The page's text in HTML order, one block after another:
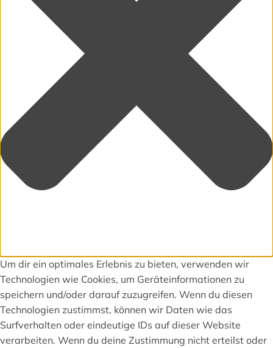
Um dir ein optimales Erlebnis zu bieten, verwenden wir
Technologien wie Cookies, um Geräteinformationen zu
speichern und/oder darauf zuzugreifen. Wenn du diesen
Technologien zustimmst, können wir Daten wie das
Surfverhalten oder eindeutige IDs auf dieser Website
verarbeiten. Wenn du deine Zustimmung nicht erteilst oder